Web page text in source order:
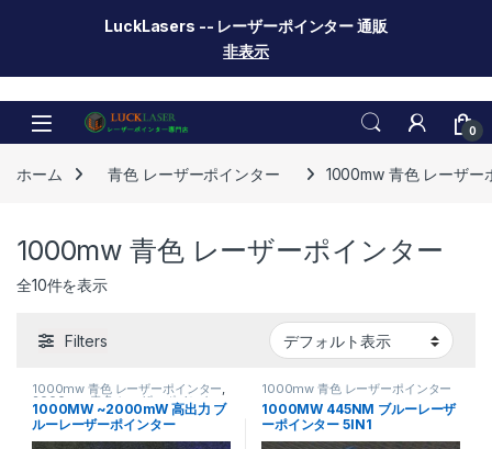
LuckLasers -- レーザーポインター 通販
非表示
Skip to navigation
Skip to content
0
ホーム 青色 レーザーポインター 1000mw 青色 レーザー
1000mw 青色 レーザーポインター
全10件を表示
Filters
1000mw 青色 レーザーポインター,
2000mw 青色 レーザーポインター
1000MW ~2000mW 高出力 ブ
ルーレーザーポインター
1000mw 青色 レーザーポインター
1000MW 445NM ブルーレーザ
ーポインター 5IN1